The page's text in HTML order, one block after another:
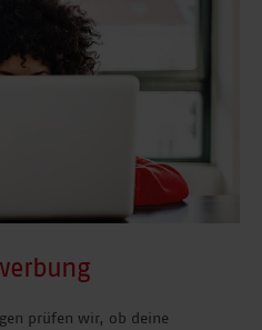
prüfen wir, ob deine